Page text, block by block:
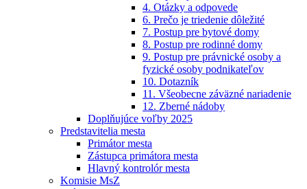
4. Otázky a odpovede
6. Prečo je triedenie dôležité
7. Postup pre bytové domy
8. Postup pre rodinné domy
9. Postup pre právnické osoby a
fyzické osoby podnikateľov
10. Dotazník
11. Všeobecne záväzné nariadenie
12. Zberné nádoby
Doplňujúce voľby 2025
Predstavitelia mesta
Primátor mesta
Zástupca primátora mesta
Hlavný kontrolór mesta
Komisie MsZ